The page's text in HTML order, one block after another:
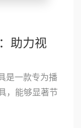
助力视
是一款专为播
，能够显著节